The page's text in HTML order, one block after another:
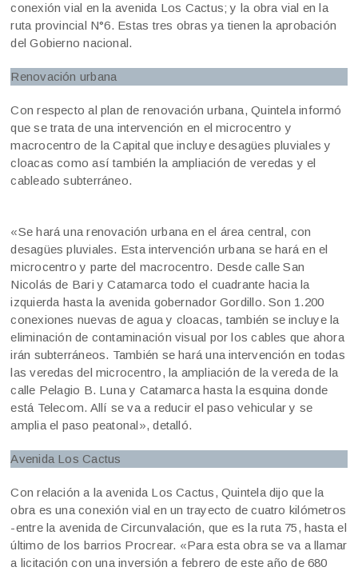
conexión vial en la avenida Los Cactus; y la obra vial en la
ruta provincial N°6. Estas tres obras ya tienen la aprobación
del Gobierno nacional.
Renovación urbana
Con respecto al plan de renovación urbana, Quintela informó
que se trata de una intervención en el microcentro y
macrocentro de la Capital que incluye desagües pluviales y
cloacas como así también la ampliación de veredas y el
cableado subterráneo.
«Se hará una renovación urbana en el área central, con
desagües pluviales. Esta intervención urbana se hará en el
microcentro y parte del macrocentro. Desde calle San
Nicolás de Bari y Catamarca todo el cuadrante hacia la
izquierda hasta la avenida gobernador Gordillo. Son 1.200
conexiones nuevas de agua y cloacas, también se incluye la
eliminación de contaminación visual por los cables que ahora
irán subterráneos. También se hará una intervención en todas
las veredas del microcentro, la ampliación de la vereda de la
calle Pelagio B. Luna y Catamarca hasta la esquina donde
está Telecom. Allí se va a reducir el paso vehicular y se
amplia el paso peatonal», detalló.
Avenida Los Cactus
Con relación a la avenida Los Cactus, Quintela dijo que la
obra es una conexión vial en un trayecto de cuatro kilómetros
-entre la avenida de Circunvalación, que es la ruta 75, hasta el
último de los barrios Procrear. «Para esta obra se va a llamar
a licitación con una inversión a febrero de este año de 680